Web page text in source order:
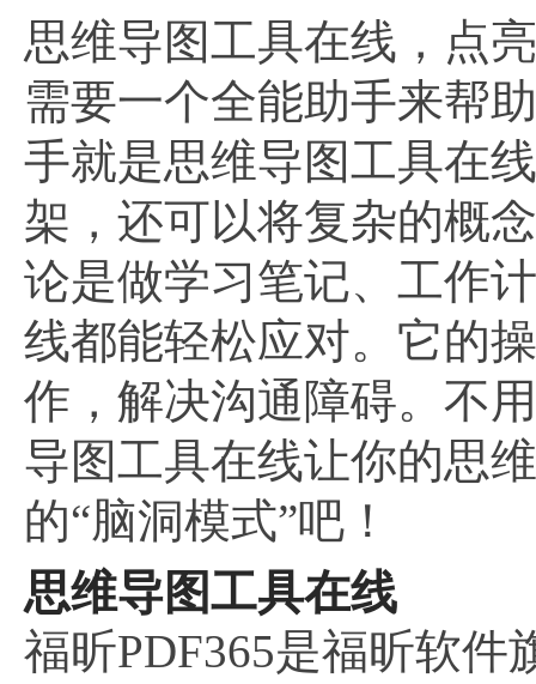
思维导图工具在线，点
需要一个全能助手来帮
手就是思维导图工具在
架，还可以将复杂的概
论是做学习笔记、工作
线都能轻松应对。它的
作，解决沟通障碍。不
导图工具在线让你的思
的“脑洞模式”吧！
思维导图工具在线
福昕PDF365是福昕软件